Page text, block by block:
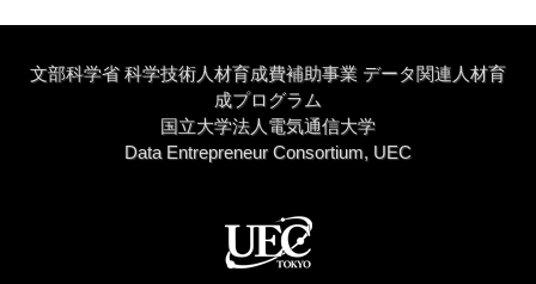
文部科学省 科学技術人材育成費補助事業 データ関連人材育
成プログラム
国立大学法人電気通信大学
Data Entrepreneur Consortium, UEC